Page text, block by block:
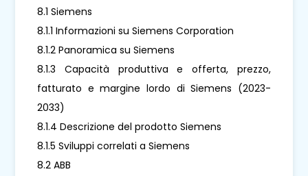
8.1 Siemens
8.1.1 Informazioni su Siemens Corporation
8.1.2 Panoramica su Siemens
8.1.3 Capacità produttiva e offerta, prezzo,
fatturato e margine lordo di Siemens (2023-
2033)
8.1.4 Descrizione del prodotto Siemens
8.1.5 Sviluppi correlati a Siemens
8.2 ABB